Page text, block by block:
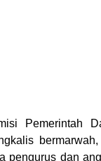
Pemerintah
pengurus dan